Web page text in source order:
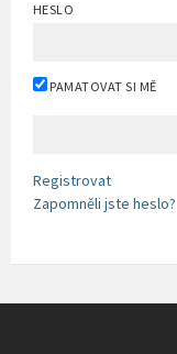
HESLO
PAMATOVAT SI MĚ
Registrovat
Zapomněli jste heslo?